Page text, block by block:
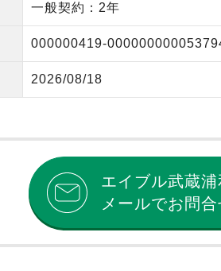
一般契約：2年
000000419-
2026/08/18
エイブル武蔵浦
メールでお問合